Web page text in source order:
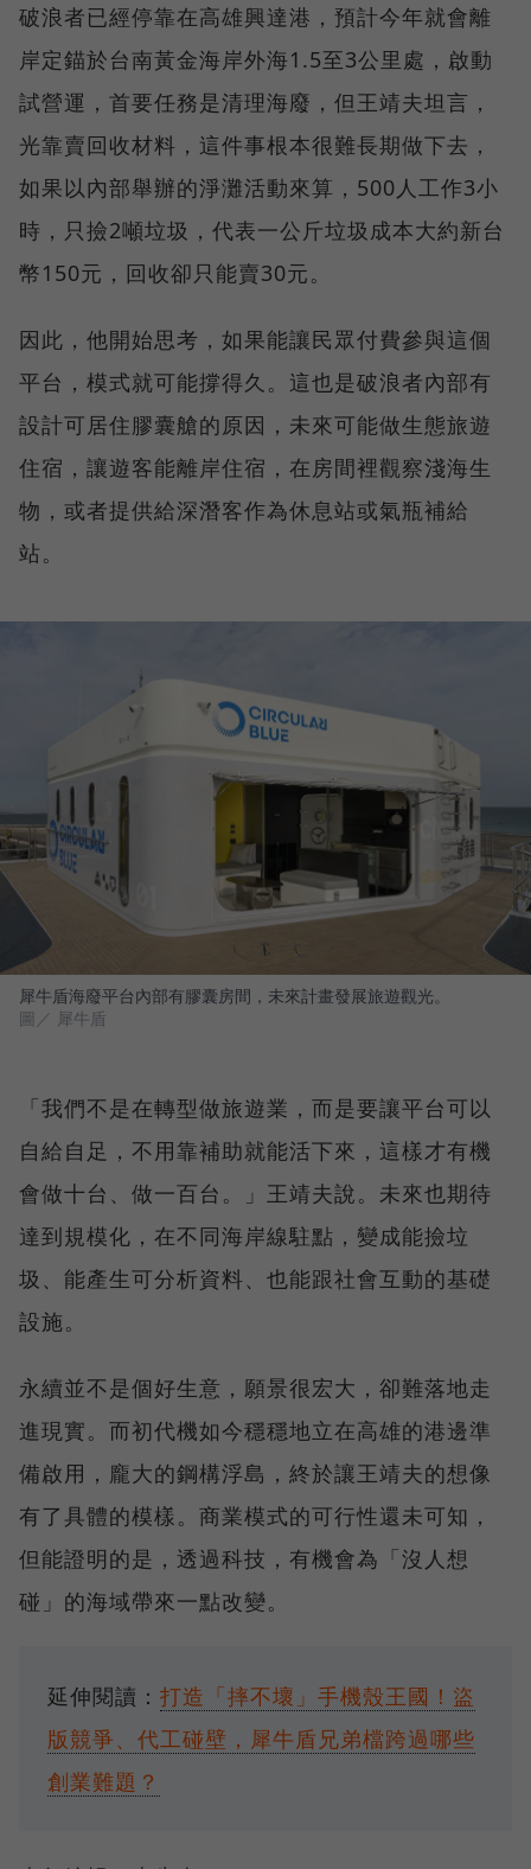
破浪者已經停靠在高雄興達港，預計今年就會離
岸定錨於台南黃金海岸外海1.5至3公里處，啟動
試營運，首要任務是清理海廢，但王靖夫坦言，
光靠賣回收材料，這件事根本很難長期做下去，
如果以內部舉辦的淨灘活動來算，500人工作3小
時，只撿2噸垃圾，代表一公斤垃圾成本大約新台
幣150元，回收卻只能賣30元。
因此，他開始思考，如果能讓民眾付費參與這個
平台，模式就可能撐得久。這也是破浪者內部有
設計可居住膠囊艙的原因，未來可能做生態旅遊
住宿，讓遊客能離岸住宿，在房間裡觀察淺海生
物，或者提供給深潛客作為休息站或氣瓶補給
站。
犀牛盾海廢平台內部有膠囊房間，未來計畫發展旅遊觀光。
圖／ 犀牛盾
「我們不是在轉型做旅遊業，而是要讓平台可以
自給自足，不用靠補助就能活下來，這樣才有機
會做十台、做一百台。」王靖夫說。未來也期待
達到規模化，在不同海岸線駐點，變成能撿垃
圾、能產生可分析資料、也能跟社會互動的基礎
設施。
永續並不是個好生意，願景很宏大，卻難落地走
進現實。而初代機如今穩穩地立在高雄的港邊準
備啟用，龐大的鋼構浮島，終於讓王靖夫的想像
有了具體的模樣。商業模式的可行性還未可知，
但能證明的是，透過科技，有機會為「沒人想
碰」的海域帶來一點改變。
延伸閱讀： 打造「摔不壞」手機殼王國！盜
版競爭、代工碰壁，犀牛盾兄弟檔跨過哪些
創業難題？